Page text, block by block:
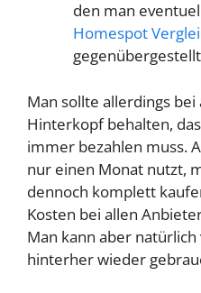
den man
Homespot
Man sollte allerdings
Hinterkopf behalten,
immer bezahlen muss.
nur einen Monat nutzt,
dennoch komplett
Kosten bei allen
Man kann aber
hinterher wieder